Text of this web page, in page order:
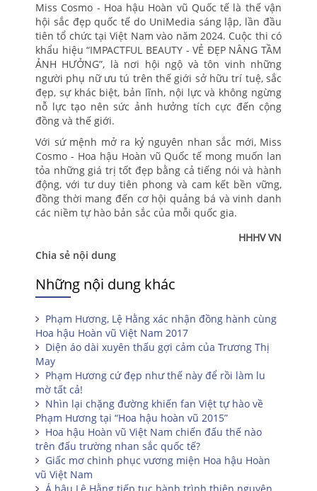
Miss Cosmo - Hoa hậu Hoàn vũ Quốc tế là thế vận
hội sắc đẹp quốc tế do UniMedia sáng lập, lần đầu
tiên tổ chức tại Việt Nam vào năm 2024. Cuộc thi có
khẩu hiệu “IMPACTFUL BEAUTY - VẺ ĐẸP NÂNG TẦM
ẢNH HƯỞNG”, là nơi hội ngộ và tôn vinh những
người phụ nữ ưu tú trên thế giới sở hữu trí tuệ, sắc
đẹp, sự khác biệt, bản lĩnh, nội lực và không ngừng
nỗ lực tạo nên sức ảnh hưởng tích cực đến cộng
đồng và thế giới.
Với sứ mệnh mở ra kỷ nguyên nhan sắc mới, Miss
Cosmo - Hoa hậu Hoàn vũ Quốc tế mong muốn lan
tỏa những giá trị tốt đẹp bằng cả tiếng nói và hành
động, với tư duy tiên phong và cam kết bền vững,
đồng thời mang đến cơ hội quảng bá và vinh danh
các niềm tự hào bản sắc của mỗi quốc gia.
HHHV VN
Chia sẻ nội dung
Những nội dung khác
Phạm Hương, Lệ Hằng xác nhận đồng hành cùng
Hoa hậu Hoàn vũ Việt Nam 2017
Diện áo dài xuyên thấu gợi cảm của Trương Thị
May
Phạm Hương cứ đẹp như thế này để rồi làm lu
mờ tất cả!
Nhìn lại chặng đường khiến fan Việt tự hào về
Phạm Hương tại “Hoa hậu hoàn vũ 2015”
Hoa hậu Hoàn vũ Việt Nam chiến đấu thế nào
trên đấu trường nhan sắc quốc tế?
Giấc mơ chinh phục vương miện Hoa hậu Hoàn
vũ Việt Nam